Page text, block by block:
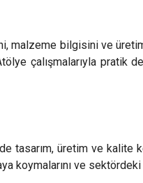
malzeme bilgisini ve
çalışmalarıyla pratik
tasarım, üretim ve
koymalarını ve